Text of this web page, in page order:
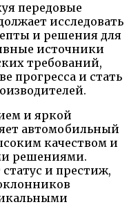
передовые
исследовать
и решения для
источники
требований,
прогресса и стать
и яркой
автомобильный
качеством и
решениями.
и престиж,